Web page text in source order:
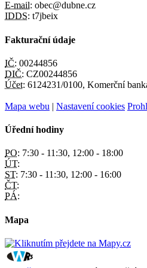
E-mail: obec@dubne.cz
IDDS: t7jbeix
Fakturační údaje
IČ: 00244856
DIČ: CZ00244856
Účet: 6124231/0100, Komerční
Mapa webu | Nastavení cookies
Úřední hodiny
PO: 7:30 - 11:30, 12:00 - 18:00
ÚT:
ST: 7:30 - 11:30, 12:00 - 16:00
ČT:
PÁ:
Mapa